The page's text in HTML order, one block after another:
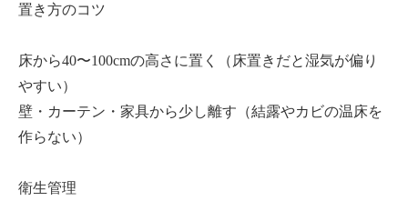
置き方のコツ
床から40〜100cmの高さに置く（床置きだと湿気が偏り
やすい）
壁・カーテン・家具から少し離す（結露やカビの温床を
作らない）
衛生管理